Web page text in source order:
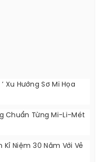
Xu Hướng Sơ Mi Họa
Chuẩn Từng Mi-Li-Mét
Kỉ Niệm 30 Năm Với Vẻ